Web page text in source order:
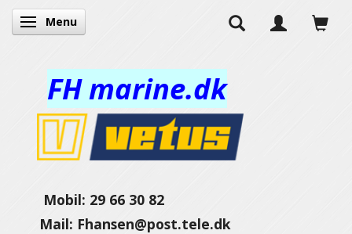
Toggle navigation
Menu
FH marine.dk
Mobil: 29 66 30 82
Mail: Fhansen@post.tele.dk